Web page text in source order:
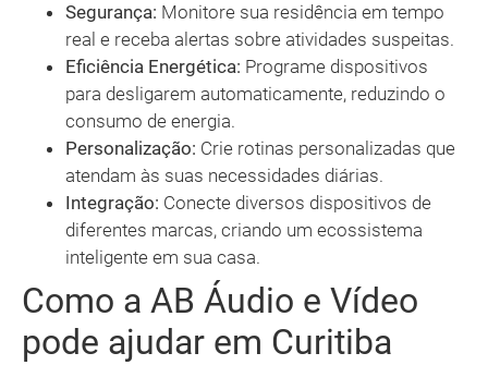
Segurança: Monitore sua residência em tempo
real e receba alertas sobre atividades suspeitas.
Eficiência Energética: Programe dispositivos
para desligarem automaticamente, reduzindo o
consumo de energia.
Personalização: Crie rotinas personalizadas que
atendam às suas necessidades diárias.
Integração: Conecte diversos dispositivos de
diferentes marcas, criando um ecossistema
inteligente em sua casa.
Como a AB Áudio e Vídeo
pode ajudar em Curitiba